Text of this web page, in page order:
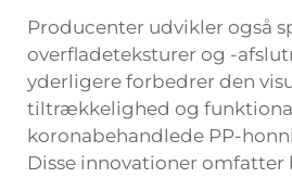
Producenter udvikler også
overfladeteksturer og -
yderligere forbedrer den
tiltrækkelighed og
koronabehandlede PP-
Disse innovationer omfatter